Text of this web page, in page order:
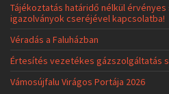
Tájékoztatás határidő nélkül
igazolványok cseréjével kapcsolatba!
Véradás a Faluházban
Értesítés vezetékes gázszolgáltatás
Vámosújfalu Virágos Portája 2026